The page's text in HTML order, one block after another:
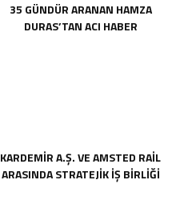
35 GÜNDÜR ARANAN HAMZA
DURAS’TAN ACI HABER
KARDEMİR A.Ş. VE AMSTED RAİL
ARASINDA STRATEJİK İŞ BİRLİĞİ